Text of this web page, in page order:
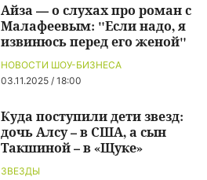
НОВОСТИ ШОУ-БИЗНЕСА
03.11.2025 / 18:00
Айза — о слухах про роман с
Малафеевым: "Если надо, я
извинюсь перед его женой"
ЗВЕЗДЫ
Куда поступили дети звезд:
дочь Алсу – в США, а сын
Такшиной – в «Щуке»